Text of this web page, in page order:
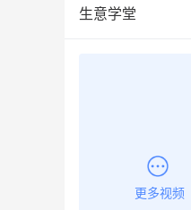
生意学堂
更多视频